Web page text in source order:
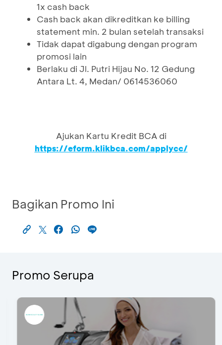
1x cash back
Cash back akan dikreditkan ke billing
statement min. 2 bulan setelah transaksi
Tidak dapat digabung dengan program
promosi lain
Berlaku di Jl. Putri Hijau No. 12 Gedung
Antara Lt. 4, Medan/ 0614536060
Ajukan Kartu Kredit BCA di
https://eform.klikbca.com/applycc/
Bagikan Promo Ini
Promo Serupa